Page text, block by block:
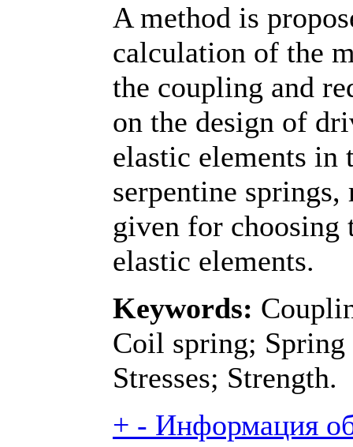
A method is
calculation of the
the coupling and
on the design of
elastic elements in
serpentine springs,
given for choosing
elastic elements.
Keywords:
Coil spring;
Stresses; Strength.
+ - Информация